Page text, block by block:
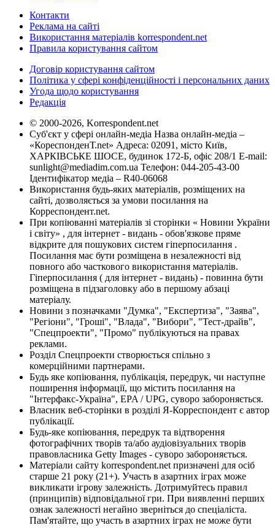
Контакти
Реклама на сайті
Використання матеріалів korrespondent.net
Правила користування сайтом
Договір користування сайтом
Політика у сфері конфіденційності і персональних даних
Угода щодо користування
Редакція
© 2000-2026, Korrespondent.net
Суб'єкт у сфері онлайн-медіа Назва онлайн-медіа –
«КореспонденТ.net» Адреса: 02091, місто Київ,
ХАРКІВСЬКЕ ШОСЕ, будинок 172-Б, офіс 208/1 E-mail:
sunlight@mediadim.com.ua Телефон: 044-205-43-00
Ідентифікатор медіа – R40-06068
Використання будь-яких матеріалів, розміщених на
сайті, дозволяється за умови посилання на
Корреспондент.net.
При копіюванні матеріалів зі сторінки « Новини України
і світу» , для інтернет - видань - обов'язкове пряме
відкрите для пошукових систем гіперпосилання .
Посилання має бути розміщена в незалежності від
повного або часткового використання матеріалів.
Гіперпосилання ( для інтернет - видань) - повинна бути
розміщена в підзаголовку або в першому абзаці
матеріалу.
Новини з позначками "Думка", "Експертиза", "Заява",
"Регіони", "Гроші", "Влада", "Вибори", "Тест-драйв",
"Спецпроекти", "Промо" публікуються на правах
реклами.
Розділ Спецпроекти створюється спільно з
комерційними партнерами.
Будь яке копіювання, публікація, передрук, чи наступне
поширення інформації, що містить посилання на
"Інтерфакс-Україна", EPA / UPG, суворо забороняється.
Власник веб-сторінки в розділі Я-Корреспондент є автор
публікації.
Будь-яке копіювання, передрук та відтворення
фотографічних творів та/або аудіовізуальних творів
правовласника Getty Images - суворо забороняється.
Матеріали сайту korrespondent.net призначені для осіб
старше 21 року (21+). Участь в азартних іграх може
викликати ігрову залежність. Дотримуйтесь правил
(принципів) відповідальної гри. При виявленні перших
ознак залежності негайно зверніться до спеціаліста.
Пам'ятайте, що участь в азартних іграх не може бути